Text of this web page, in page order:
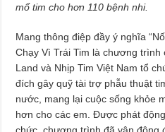
mổ tim cho hơn 110 bệnh nhi.
Mang thông điệp đầy ý nghĩa
Chạy Vì Trái Tim là chương
Land và Nhịp Tim Việt Nam tổ
đích gây quỹ tài trợ phẫu thuật
nước, mang lại cuộc sống khỏe
hơn cho các em. Được phát
chức, chương trình đã vận động